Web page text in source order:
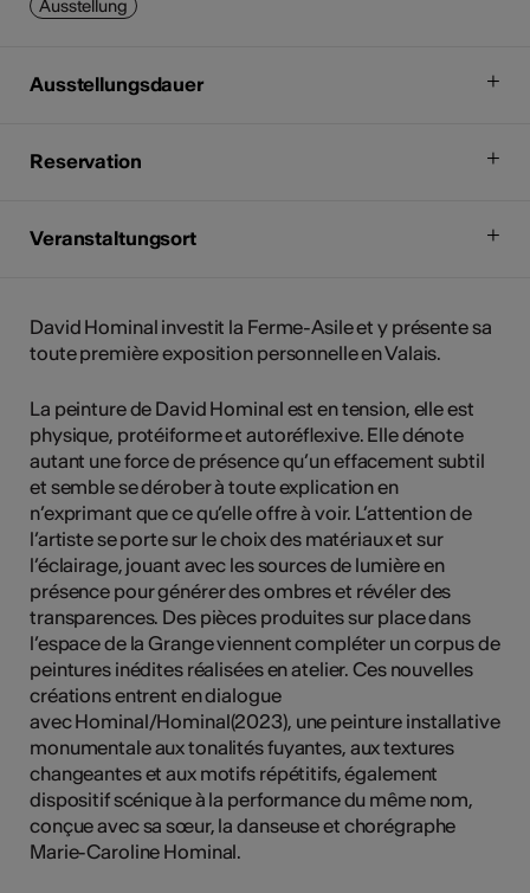
Ausstellung
Ausstellungsdauer
Reservation
Veranstaltungsort
David Hominal investit la Ferme-Asile et y présente sa
toute première exposition personnelle en Valais.
La peinture de David Hominal est en tension, elle est
physique, protéiforme et autoréflexive. Elle dénote
autant une force de présence qu’un effacement subtil
et semble se dérober à toute explication en
n’exprimant que ce qu’elle offre à voir. L’attention de
l’artiste se porte sur le choix des matériaux et sur
l’éclairage, jouant avec les sources de lumière en
présence pour générer des ombres et révéler des
transparences. Des pièces produites sur place dans
l’espace de la Grange viennent compléter un corpus de
peintures inédites réalisées en atelier. Ces nouvelles
créations entrent en dialogue
avec Hominal/Hominal(2023), une peinture installative
monumentale aux tonalités fuyantes, aux textures
changeantes et aux motifs répétitifs, également
dispositif scénique à la performance du même nom,
conçue avec sa sœur, la danseuse et chorégraphe
Marie-Caroline Hominal.